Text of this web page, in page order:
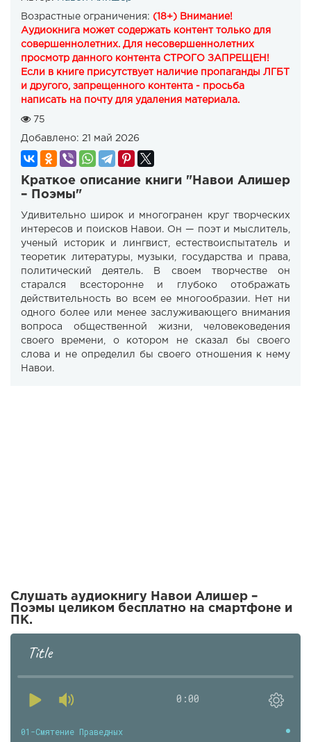
Возрастные ограничения: (18+) Внимание!
Аудиокнига может содержать контент только для
совершеннолетних. Для несовершеннолетних
просмотр данного контента СТРОГО ЗАПРЕЩЕН!
Если в книге присутствует наличие пропаганды ЛГБТ
и другого, запрещенного контента - просьба
написать на почту для удаления материала.
75
Добавлено: 21 май 2026
Краткое описание книги "Навои Алишер
– Поэмы"
Удивительно широк и многогранен круг творческих
интересов и поисков Навои. Он — поэт и мыслитель,
ученый историк и лингвист, естествоиспытатель и
теоретик литературы, музыки, государства и права,
политический деятель. В своем творчестве он
старался всесторонне и глубоко отображать
действительность во всем ее многообразии. Нет ни
одного более или менее заслуживающего внимания
вопроса общественной жизни, человековедения
своего времени, о котором не сказал бы своего
слова и не определил бы своего отношения к нему
Навои.
Слушать аудиокнигу Навои Алишер –
Поэмы целиком бесплатно на смартфоне и
ПК.
Title
0:00
01-Смятение Праведных